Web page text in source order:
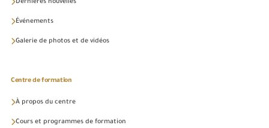
Dernières nouvelles
Événements
Galerie de photos et de vidéos
Centre de formation
À propos du centre
Cours et programmes de formation